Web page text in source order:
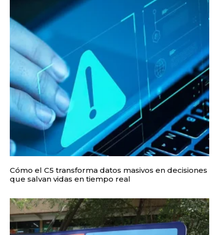
Cómo el C5 transforma datos masivos en decisiones
que salvan vidas en tiempo real